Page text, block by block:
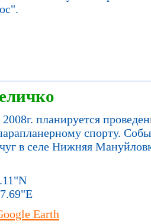
планируется
спорту.
в селе Нижняя
Earth